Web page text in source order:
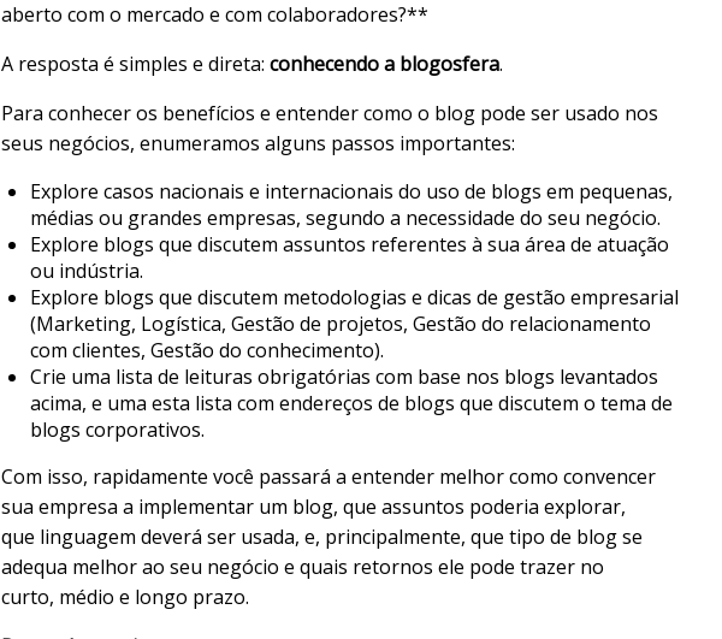
aberto com o mercado e com colaboradores?**
A resposta é simples e direta: conhecendo a blogosfera.
Para conhecer os benefícios e entender como o blog pode ser usado nos
seus negócios, enumeramos alguns passos importantes:
Explore casos nacionais e internacionais do uso de blogs em pequenas,
médias ou grandes empresas, segundo a necessidade do seu negócio.
Explore blogs que discutem assuntos referentes à sua área de atuação
ou indústria.
Explore blogs que discutem metodologias e dicas de gestão empresarial
(Marketing, Logística, Gestão de projetos, Gestão do relacionamento
com clientes, Gestão do conhecimento).
Crie uma lista de leituras obrigatórias com base nos blogs levantados
acima, e uma esta lista com endereços de blogs que discutem o tema de
blogs corporativos.
Com isso, rapidamente você passará a entender melhor como convencer
sua empresa a implementar um blog, que assuntos poderia explorar,
que linguagem deverá ser usada, e, principalmente, que tipo de blog se
adequa melhor ao seu negócio e quais retornos ele pode trazer no
curto, médio e longo prazo.